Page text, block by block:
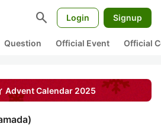
search Login Signup
Question Official Event Official
Advent Calendar 2025
)